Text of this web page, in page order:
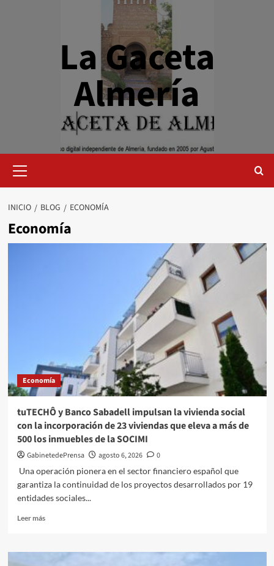
La Gaceta
Almería
primario
INICIO BLOG ECONOMÍA
Economía
Economía
tuTECHÔ y Banco Sabadell impulsan la vivienda social
con la incorporación de 23 viviendas que eleva a más de
500 los inmuebles de la SOCIMI
GabinetedePrensa agosto 6, 2026
0
Una operación pionera en el sector financiero español que
garantiza la continuidad de los proyectos desarrollados por 19
entidades sociales...
Leer másLeer
tuTECHÔ